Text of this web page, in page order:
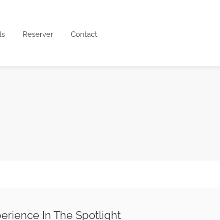
Reserver Contact
In The Spotlight